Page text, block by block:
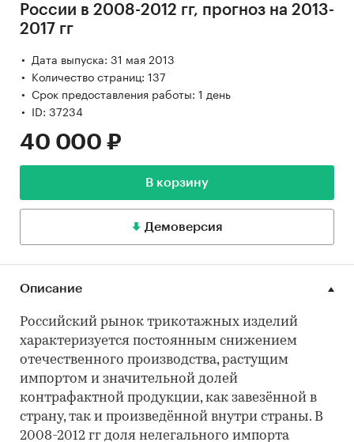
России в 2008-2012 гг, прогноз на 2013-
2017 гг
Дата выпуска: 31 мая 2013
Количество страниц: 137
Срок предоставления работы: 1 день
ID: 37234
40 000 ₽
В корзину
Демоверсия
Описание
Российский рынок трикотажных изделий
характеризуется постоянным снижением
отечественного производства, растущим
импортом и значительной долей
контрафактной продукции, как завезённой в
страну, так и произведённой внутри страны. В
2008-2012 гг доля нелегального импорта